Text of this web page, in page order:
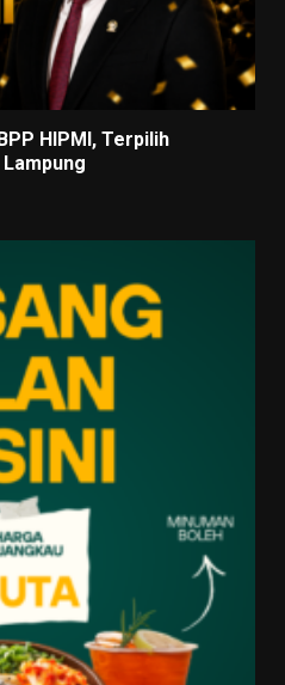
HIPMI, Terpilih